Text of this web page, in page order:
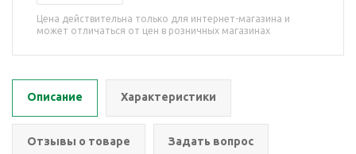
Цена действительна только для интернет-магазина и
может отличаться от цен в розничных магазинах
Описание Характеристики
Отзывы о товаре Задать вопрос